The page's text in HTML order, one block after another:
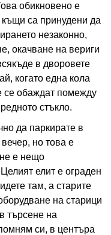
обикновено е
са принудени да
незаконно,
окачване на вериги
в дворовете
когато една кола
се обаждат помежду
стъкло.
да паркирате в
но това е
е нещо
елит е ограден
там, а старите
на старици
търсене на
си, в центъра